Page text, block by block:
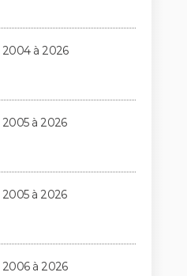
2004 à 2026
2005 à 2026
2005 à 2026
2006 à 2026